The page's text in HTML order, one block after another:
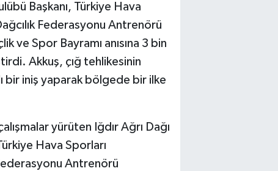
Başkanı, Türkiye Hava
Federasyonu Antrenörü
ve Spor Bayramı anısına 3 bin
Akkuş, çığ tehlikesinin
bir iniş yaparak bölgede bir ilke
yürüten Iğdır Ağrı Dağı
Hava Sporları
Antrenörü